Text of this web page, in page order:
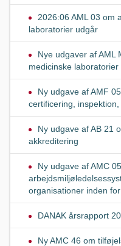
2026:06 AML 03 om
laboratorier udgår
Nye udgaver af AML
medicinske
Ny udgave af AMF
certificering,
Ny udgave af AB 21
akkreditering
Ny udgave af AMC
organisationer inden
DANAK årsrapport
Ny AMC 46 om